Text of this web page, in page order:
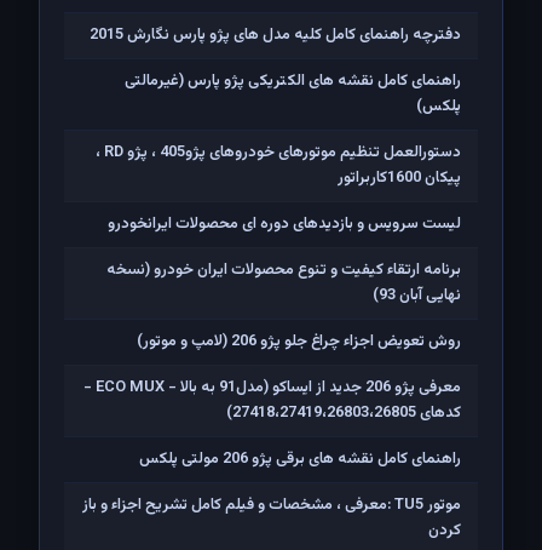
دفترچه راهنمای کامل کلیه مدل های پژو پارس نگارش 2015
راهنمای کامل نقشه های الکتریکی پژو پارس (غیرمالتی
پلکس)
دستورالعمل تنظیم موتورهای خودروهای پژو405 ، پژو RD ،
پیکان 1600کاربراتور
لیست سرویس و بازدیدهای دوره ای محصولات ایرانخودرو
برنامه ارتقاء کیفیت و تنوع محصولات ایران خودرو (نسخه
نهایی آبان 93)
روش تعویض اجزاء چراغ جلو پژو 206 (لامپ و موتور)
معرفی پژو 206 جدید از ایساکو (مدل91 به بالا - ECO MUX -
کدهای 27418،27419،26803،26805)
راهنمای کامل نقشه های برقی پژو 206 مولتی پلکس
موتور TU5 :معرفی ، مشخصات و فیلم کامل تشریح اجزاء و باز
کردن